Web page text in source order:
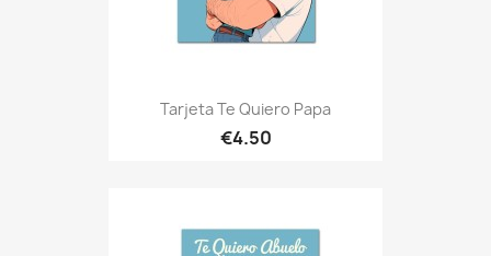
Tarjeta Te Quiero Papa
€4.50